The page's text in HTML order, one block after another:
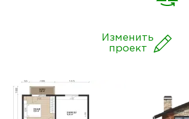
Изменить
проект